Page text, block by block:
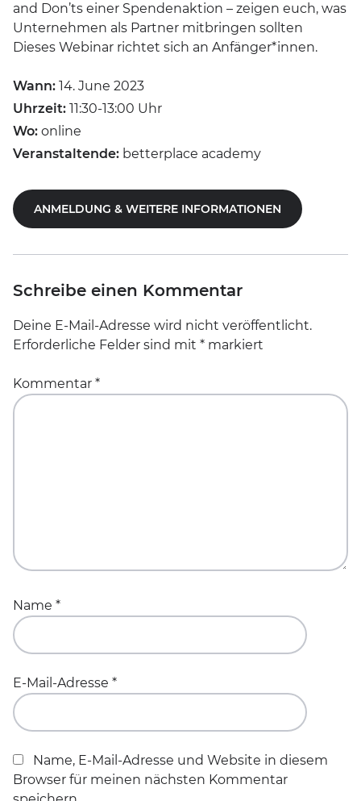
and Don’ts einer Spendenaktion – zeigen euch, was
Unternehmen als Partner mitbringen sollten
Dieses Webinar richtet sich an Anfänger*innen.
Wann: 14. June 2023
Uhrzeit: 11:30-13:00 Uhr
Wo: online
Veranstaltende: betterplace academy
ANMELDUNG & WEITERE INFORMATIONEN
Schreibe einen Kommentar
Deine E-Mail-Adresse wird nicht veröffentlicht.
Erforderliche Felder sind mit * markiert
Kommentar *
Name *
E-Mail-Adresse *
Name, E-Mail-Adresse und Website in diesem
Browser für meinen nächsten Kommentar